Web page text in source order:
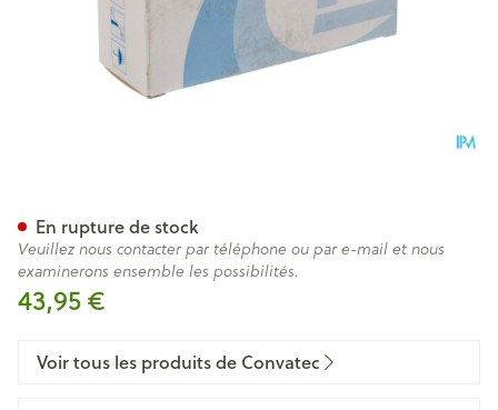
43,95 €
En rupture de stock
Veuillez nous contacter par téléphone ou par e-mail et nous
examinerons ensemble les possibilités.
Voir tous les produits de Convatec